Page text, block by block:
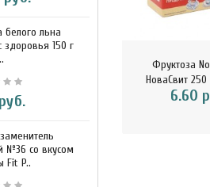
белого льна
здоровья 150 г
№36 со вкусом
Fit P..
10.41
Фруктоза
НоваСвит 250
6.60